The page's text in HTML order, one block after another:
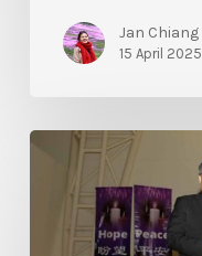
Jan Chiang
15 April 2025